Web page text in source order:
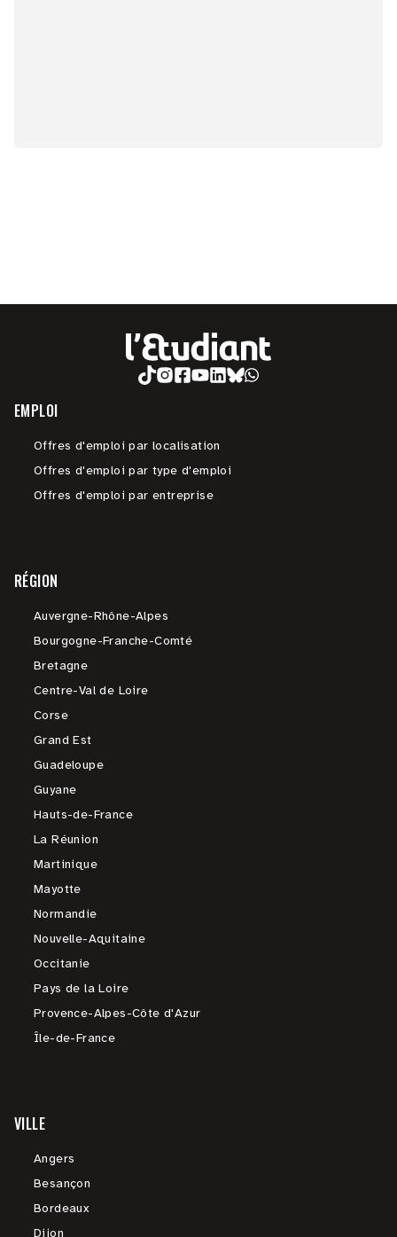
EMPLOI
Offres d'emploi par localisation
Offres d'emploi par type d'emploi
Offres d'emploi par entreprise
RÉGION
Auvergne-Rhône-Alpes
Bourgogne-Franche-Comté
Bretagne
Centre-Val de Loire
Corse
Grand Est
Guadeloupe
Guyane
Hauts-de-France
La Réunion
Martinique
Mayotte
Normandie
Nouvelle-Aquitaine
Occitanie
Pays de la Loire
Provence-Alpes-Côte d'Azur
Île-de-France
VILLE
Angers
Besançon
Bordeaux
Dijon